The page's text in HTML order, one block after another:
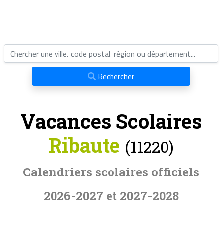
Rechercher
Vacances Scolaires
Ribaute (11220)
Calendriers scolaires officiels
2026-2027 et 2027-2028